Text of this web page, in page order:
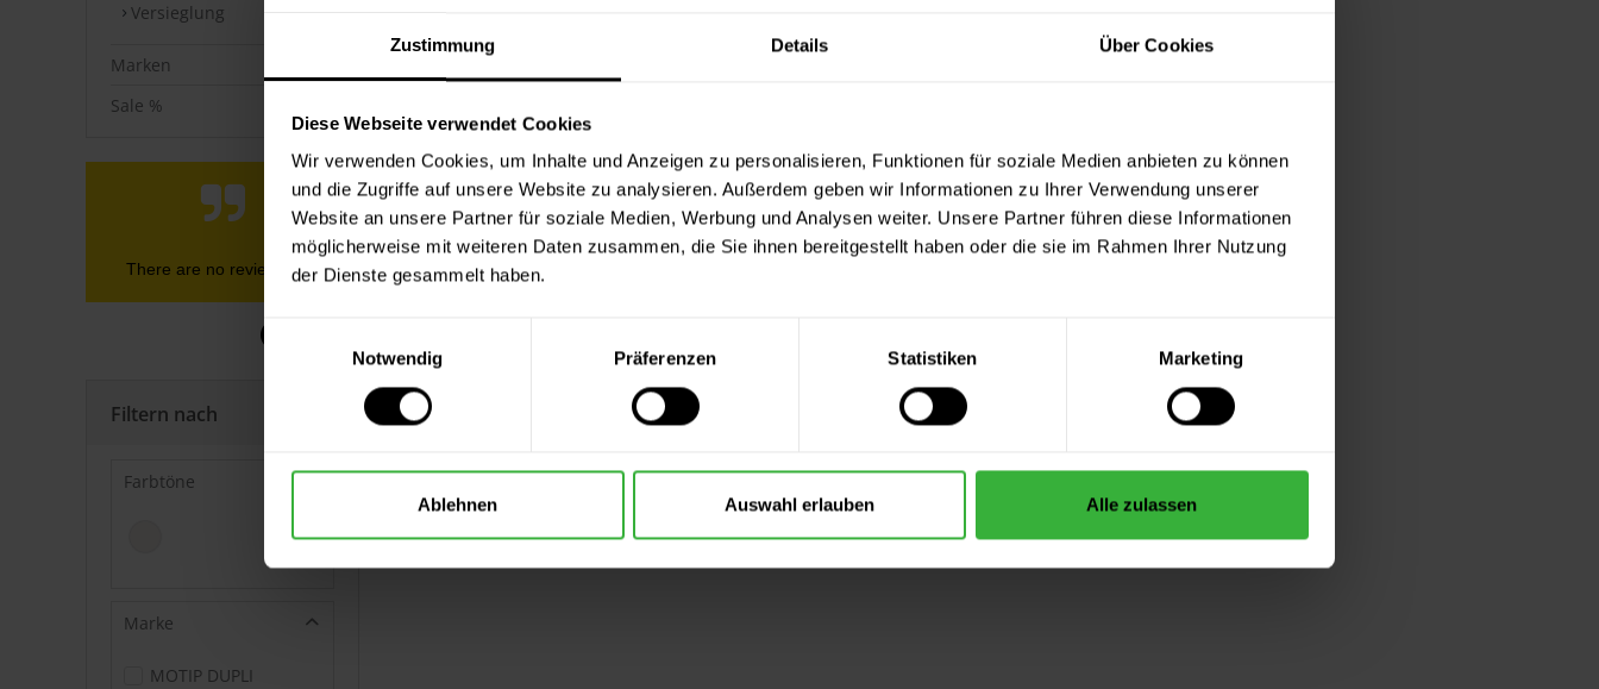
Zustimmung Details Über Cookies
Diese Webseite verwendet Cookies
Wir verwenden Cookies, um Inhalte und Anzeigen zu personalisieren, Funktionen für soziale Medien anbieten zu können
und die Zugriffe auf unsere Website zu analysieren. Außerdem geben wir Informationen zu Ihrer Verwendung unserer
Website an unsere Partner für soziale Medien, Werbung und Analysen weiter. Unsere Partner führen diese Informationen
möglicherweise mit weiteren Daten zusammen, die Sie ihnen bereitgestellt haben oder die sie im Rahmen Ihrer Nutzung
der Dienste gesammelt haben.
Einwilligungsauswahl
Notwendig
Präferenzen Statistiken Marketing
Ablehnen Auswahl erlauben Alle zulassen
Versieglung
Marken
Sale %
There are no reviews yet.
Filtern nach
Farbtöne
Marke
MOTIP DUPLI